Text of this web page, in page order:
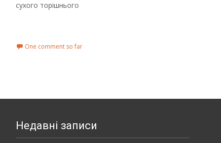
сухого торішнього
One comment so far
Недавні записи